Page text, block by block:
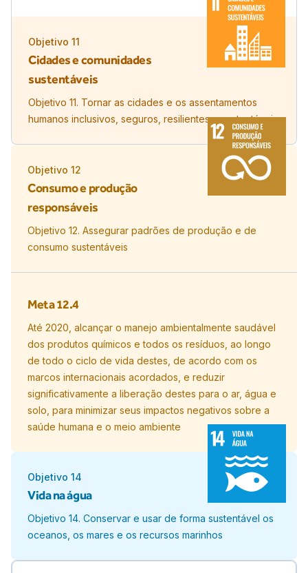
Objetivo 11
Cidades e comunidades
sustentáveis
Objetivo 11. Tornar as cidades e os assentamentos
humanos inclusivos, seguros, resilientes e sustentáveis
Objetivo 12
Consumo e produção
responsáveis
Objetivo 12. Assegurar padrões de produção e de
consumo sustentáveis
Meta12.4
Até 2020, alcançar o manejo ambientalmente saudável
dos produtos químicos e todos os resíduos, ao longo
de todo o ciclo de vida destes, de acordo com os
marcos internacionais acordados, e reduzir
significativamente a liberação destes para o ar, água e
solo, para minimizar seus impactos negativos sobre a
saúde humana e o meio ambiente
Objetivo 14
Vida na água
Objetivo 14. Conservar e usar de forma sustentável os
oceanos, os mares e os recursos marinhos